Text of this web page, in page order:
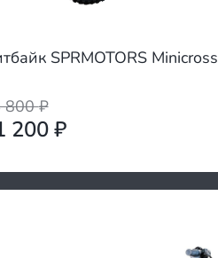
SPRMOTORS Minicross
800₽
200₽